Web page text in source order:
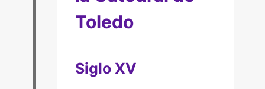
Toledo
Siglo XV